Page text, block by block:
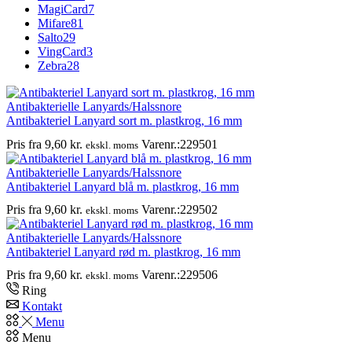
MagiCard7
Mifare81
Salto29
VingCard3
Zebra28
Antibakterielle Lanyards/Halssnore
Antibakteriel Lanyard sort m. plastkrog, 16 mm
Pris fra 9,60 kr. ekskl. moms Varenr.:229501
Antibakterielle Lanyards/Halssnore
Antibakteriel Lanyard blå m. plastkrog, 16 mm
Pris fra 9,60 kr. ekskl. moms Varenr.:229502
Antibakterielle Lanyards/Halssnore
Antibakteriel Lanyard rød m. plastkrog, 16 mm
Pris fra 9,60 kr. ekskl. moms Varenr.:229506
Ring
Kontakt
Menu
Menu